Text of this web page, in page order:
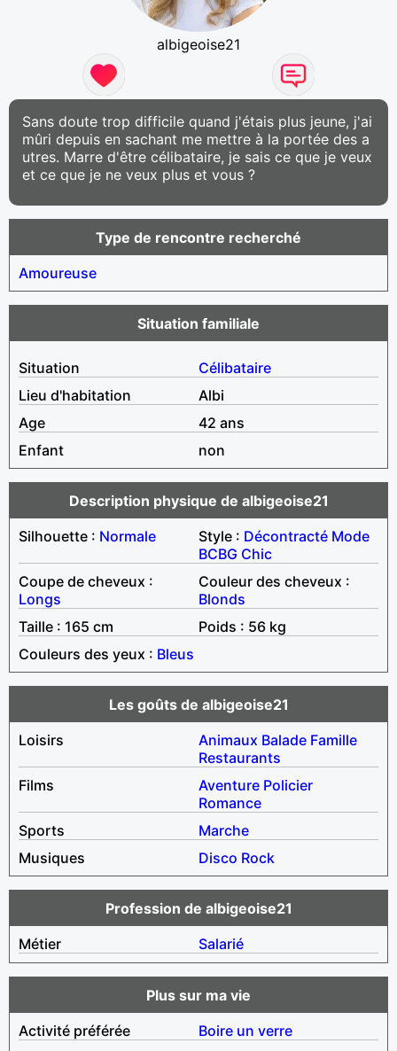
albigeoise21
Sans doute trop difficile quand j'étais plus jeune, j'ai
mûri depuis en sachant me mettre à la portée des a
utres. Marre d'être célibataire, je sais ce que je veux
et ce que je ne veux plus et vous ?
Type de rencontre recherché
Amoureuse
Situation familiale
Situation
Célibataire
Lieu d'habitation
Albi
Age
42 ans
Enfant
non
Description physique de albigeoise21
Silhouette : Normale Style : Décontracté Mode
BCBG Chic
Coupe de cheveux :
Longs
Couleur des cheveux :
Blonds
Taille : 165 cm
Poids : 56 kg
Couleurs des yeux : Bleus
Les goûts de albigeoise21
Loisirs
Animaux Balade Famille
Restaurants
Films
Aventure Policier
Romance
Sports
Marche
Musiques
Disco Rock
Profession de albigeoise21
Métier
Salarié
Plus sur ma vie
Activité préférée
Boire un verre